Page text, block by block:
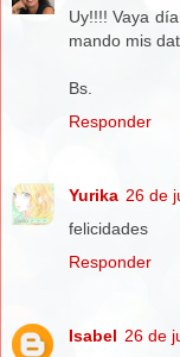
Uy!!!! Vaya
mando mis
Bs.
Responder
Yurika 26 de
felicidades
Responder
Isabel 26 de